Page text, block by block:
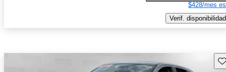
$428/mes
Verif. disponibilidad